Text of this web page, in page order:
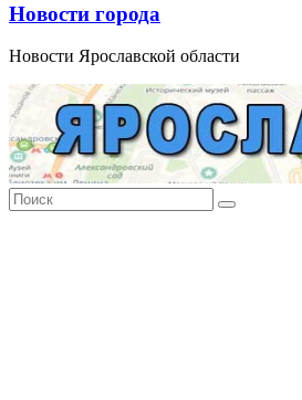
Новости города
Новости Ярославской области